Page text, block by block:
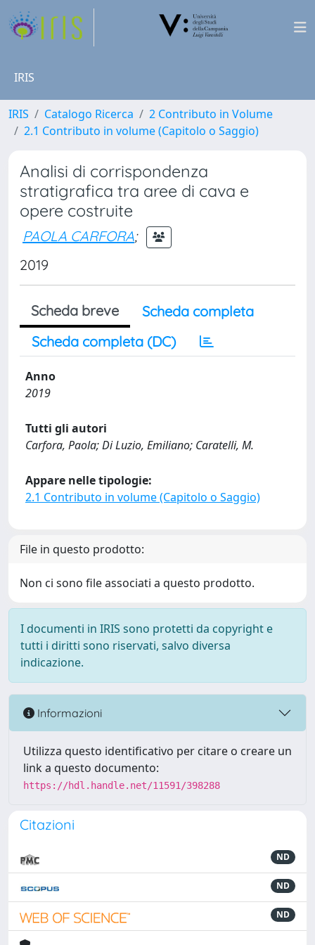
IRIS
IRIS Catalogo Ricerca
2 Contributo in Volume
2.1 Contributo in volume (Capitolo o Saggio)
Analisi di corrispondenza
stratigrafica tra aree di cava e
opere costruite
PAOLA CARFORA;
2019
Scheda breve
Scheda completa
Scheda completa (DC)
Anno
2019
Tutti gli autori
Carfora, Paola; Di Luzio, Emiliano; Caratelli, M.
Appare nelle tipologie:
2.1 Contributo in volume (Capitolo o Saggio)
File in questo prodotto:
Non ci sono file associati a questo prodotto.
I documenti in IRIS sono protetti da copyright e
tutti i diritti sono riservati, salvo diversa
indicazione.
Informazioni
Utilizza questo identificativo per citare o creare un
link a questo documento:
https://hdl.handle.net/11591/398288
Citazioni
ND
ND
ND